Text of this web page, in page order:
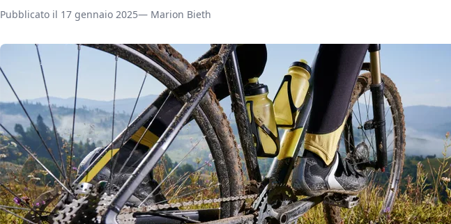
Pubblicato il 17 gennaio 2025— Marion Bieth